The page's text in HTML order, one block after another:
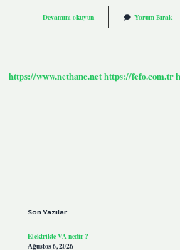
Devamını okuyunKopan
Çelik
Yorum Bırak
https://www.nethane.nethttps://fefo.com.tr
Son Yazılar
Elektrikte VA nedir ?
Ağustos 6, 2026